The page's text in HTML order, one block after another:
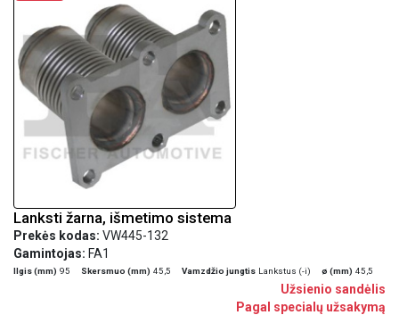
Lanksti žarna, išmetimo sistema
Prekės kodas: VW445-132
Gamintojas: FA1
Ilgis (mm) 95 Skersmuo (mm) 45,5 Vamzdžio jungtis Lankstus (-i) ø (mm) 45,5
Užsienio sandėlis
Pagal specialų užsakymą